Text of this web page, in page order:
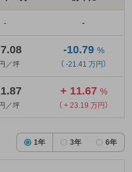
- -
／坪
-10.79 %
（ -21.41 万円）
／坪
+ 11.67 %
（ + 23.19 万円）
1年 3年 6年